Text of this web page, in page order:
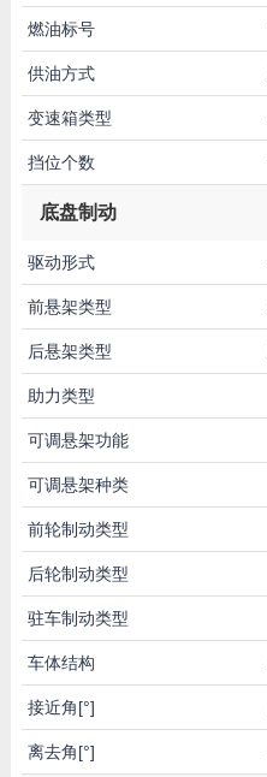
燃油标号
供油方式
变速箱类型
挡位个数
底盘制动
驱动形式
前悬架类型
后悬架类型
助力类型
可调悬架功能
可调悬架种类
前轮制动类型
后轮制动类型
驻车制动类型
车体结构
接近角[°]
离去角[°]